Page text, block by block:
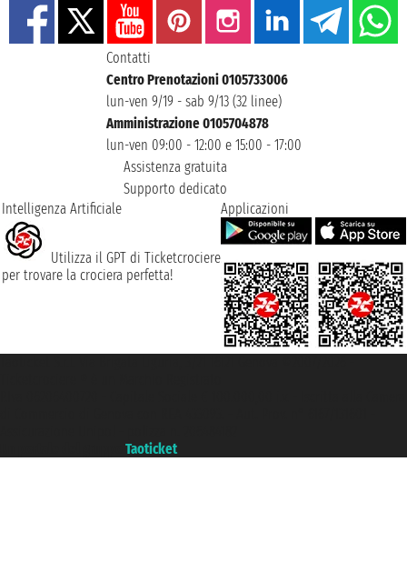
Contatti
Centro Prenotazioni 0105733006
lun-ven 9/19 - sab 9/13 (32 linee)
Amministrazione 0105704878
lun-ven 09:00 - 12:00 e 15:00 - 17:00
Assistenza gratuita
Supporto dedicato
Intelligenza Artificiale
Utilizza il GPT di Ticketcrociere
per trovare la crociera perfetta!
Applicazioni
Taoticket